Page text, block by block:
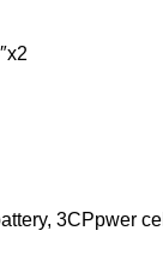
3CPpwer cell